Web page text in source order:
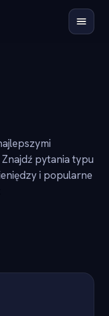
pytania typu
i popularne